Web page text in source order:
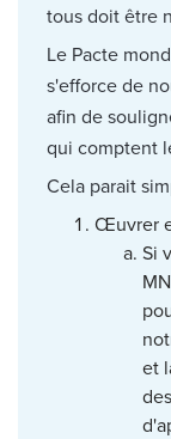
tous doit être
Le Pacte
s'efforce de
afin de
qui comptent
Cela parait
Œuvrer
Si
et